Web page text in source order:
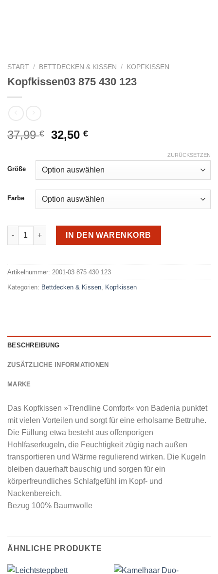
START / BETTDECKEN & KISSEN / KOPFKISSEN
Kopfkissen03 875 430 123
37,99€
Ursprünglicher
war:
37,99 €
32,50€Aktueller
ist:
32,50 €.
Größe
Farbe
ZURÜCKSETZEN
Kopfkissen03 875 430 123 Menge
IN DEN WARENKORB
Artikelnummer: 2001-03 875 430 123
Kategorien: Bettdecken & Kissen Kopfkissen
BESCHREIBUNG
ZUSÄTZLICHE INFORMATIONEN
MARKE
Das Kopfkissen »Trendline Comfort« von Badenia punktet
mit vielen Vorteilen und sorgt für eine erholsame Bettruhe.
Die Füllung etwa besteht aus offenporigen
Hohlfaserkugeln, die Feuchtigkeit zügig nach außen
transportieren und Wärme regulierend wirken. Die Kugeln
bleiben dauerhaft bauschig und sorgen für ein
körperfreundliches Schlafgefühl im Kopf- und
Nackenbereich.
Bezug 100% Baumwolle
ÄHNLICHE PRODUKTE